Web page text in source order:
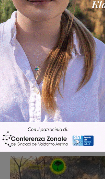
Levane nel 2020
Articolo precedente
San Giovanni, Francesco Carbini
ufficializza la candidatura e inaugura
la sede elettorale
Ultime Notizie